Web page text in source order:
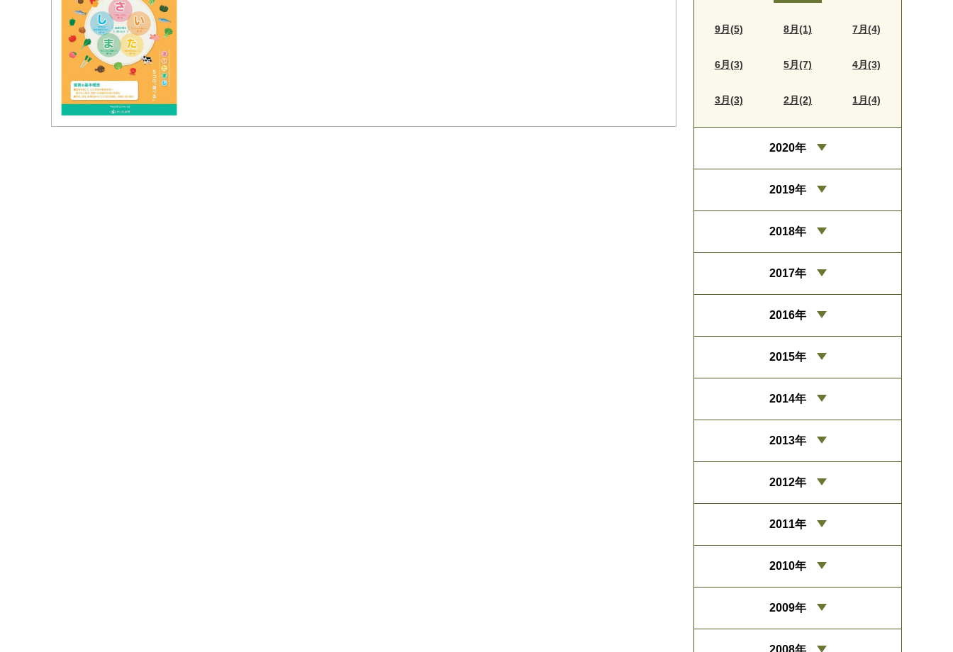
9月(5) 8月(1) 7月(4)
6月(3) 5月(7) 4月(3)
3月(3) 2月(2) 1月(4)
2020年
2019年
2018年
2017年
2016年
2015年
2014年
2013年
2012年
2011年
2010年
2009年
2008年